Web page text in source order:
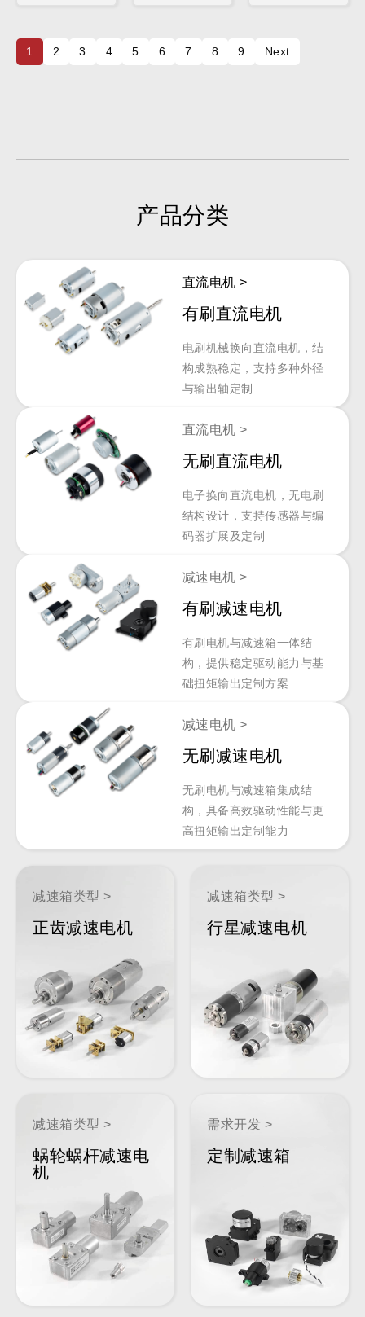
1 2 3 4 5 6 7 8 9 Next
产品分类
直流电机 >
有刷直流电机
电刷机械换向直流电机，结
构成熟稳定，支持多种外径
与输出轴定制
直流电机 >
无刷直流电机
电子换向直流电机，无电刷
结构设计，支持传感器与编
码器扩展及定制
减速电机 >
有刷减速电机
有刷电机与减速箱一体结
构，提供稳定驱动能力与基
础扭矩输出定制方案
减速电机 >
无刷减速电机
无刷电机与减速箱集成结
构，具备高效驱动性能与更
高扭矩输出定制能力
减速箱类型 >
正齿减速电机
减速箱类型 >
行星减速电机
减速箱类型 >
蜗轮蜗杆减速电
机
需求开发 >
定制减速箱